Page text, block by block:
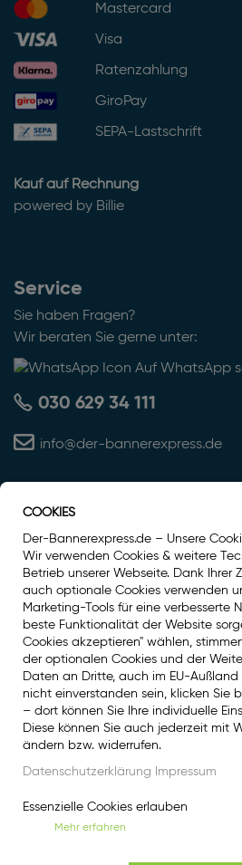
Mastercard
Visa
Ratenzahlung
GiroPay
SEPA-Lastschrift
Kauf auf Rechnung
powered by Billie
Service
Sie haben Fragen?
Wir beraten Sie gerne unter:
Auf WhatsApp
030 629 34 111
info@der-bannerexpress.de
Auszeichnung
Social Media
COOKIES
Der-Bannerexpress.de – Unsere
Wir verwenden Cookies & weitere
Betrieb unserer Webseite. Dank Ihrer
auch optionale Cookies verwenden
Marketing-Tools für eine verbesserte
beste Funktionalität der Website
Cookies akzeptieren" wählen,
der optionalen Cookies und der
Daten an Dritte, auch im EU-
nicht einverstanden sein, klicken Sie
– dort können Sie Ihre individuelle
Diese können Sie auch jederzeit mit
ändern bzw. widerrufen.
Datenschutzerklärung Impressum
Essenzielle Cookies erlauben
Mehr erfahren